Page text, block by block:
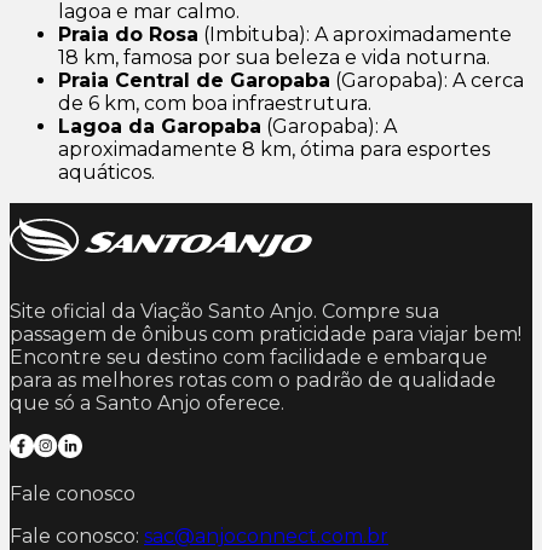
lagoa e mar calmo.
Praia do Rosa (Imbituba): A aproximadamente
18 km, famosa por sua beleza e vida noturna.
Praia Central de Garopaba (Garopaba): A cerca
de 6 km, com boa infraestrutura.
Lagoa da Garopaba (Garopaba): A
aproximadamente 8 km, ótima para esportes
aquáticos.
Site oficial da Viação Santo Anjo. Compre sua
passagem de ônibus com praticidade para viajar bem!
Encontre seu destino com facilidade e embarque
para as melhores rotas com o padrão de qualidade
que só a Santo Anjo oferece.
Fale conosco
Fale conosco: sac@anjoconnect.com.br